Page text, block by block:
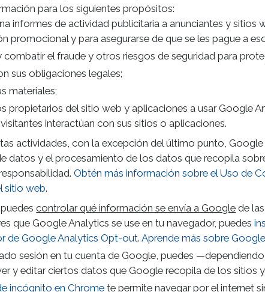
para los siguientes propósitos:
informes de actividad publicitaria a anunciantes y sitios
promocional y para asegurarse de que se les pague a
combatir el fraude y otros riesgos de seguridad para
sus obligaciones legales;
materiales;
propietarios del sitio web y aplicaciones a usar Google
interactúan con sus sitios o aplicaciones.
actividades, con la excepción del último punto,
datos y el procesamiento de los datos que recopila
Obtén más información sobre el Uso de
sitio web.
puedescontrolar qué información se envía a Google de
que Google Analytics se use en tu navegador, puedes
de Google Analytics Opt-out. Aprende más sobre
sesión en tu cuenta de Google, puedes
y editar ciertos datos que Google recopila de los sitios
incógnito en Chromete permite navegar por el internet